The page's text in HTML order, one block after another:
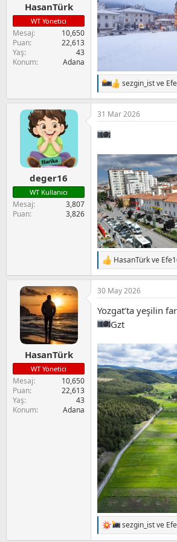
HasanTürk
WT Yönetici
Mesaj
10,650
Puan
22,613
Yaş
43
Konum
Adana
T
e
p
k
l
r
:
sezgin_istve
deger16
WT Kullanıcı
Mesaj
3,807
Puan
3,826
31 Mar 2026
T
e
p
k
l
e
r
:
HasanTürkve
HasanTürk
WT Yönetici
Mesaj
10,650
Puan
22,613
Yaş
43
Konum
Adana
30 May 2026
Yozgat’ta yeşilin
Gzt
T
e
sezgin_istve